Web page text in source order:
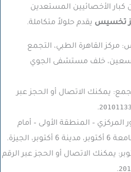
الأخصائيين المستعدين
تخسيس يقدم حلولاً متكاملة.
مركز القاهرة الطبي، التجمع
خلف مستشفى الجوي
يمكنك الاتصال أو الحجز عبر
.
المركزي – المنطقة الأولى – أمام
الجيزة.
يمكنك الاتصال أو الحجز عبر الرقم
.